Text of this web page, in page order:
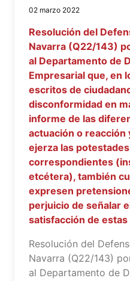
02 marzo 2022
Resolución del
Navarra (Q22/143)
al Departamento de
Empresarial que, en
escritos de
disconformidad en
informe de las
actuación o reacción
ejerza las
correspondientes
etcétera), también
expresen
perjuicio de señalar
satisfacción de estas
Resolución del
Navarra (Q22/143)
al Departamento de